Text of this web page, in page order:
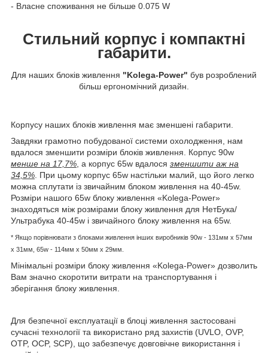
- Власне споживання не більше 0.075 W
Стильний корпус і компактні
габарити.
Для наших блоків живлення "Kolega-Power" був розроблений
більш ергономічний дизайн.
Корпусу наших блоків живлення має зменшені габарити.
Завдяки грамотно побудованої системи охолодження, нам
вдалося зменшити розміри блоків живлення. Корпус 90w
менше на 17,7% , а корпус 65w вдалося зменшити аж на
34,5% . При цьому корпус 65w настільки малий, що його легко
можна сплутати із звичайним блоком живлення на 40-45w.
Розміри нашого 65w блоку живлення «Kolega-Power»
знаходяться між розмірами блоку живлення для НетБука/
Ультрабука 40-45w і звичайного блоку живлення на 65w.
* Якщо порівнювати з блоками живлення інших виробників 90w - 131мм x 57мм
x 31мм, 65w - 114мм х 50мм x 29мм.
Мінімальні розміри блоку живлення «Kolega-Power» дозволить
Вам значно скоротити витрати на транспортування і
зберігання блоку живлення.
Для безпечної експлуатації в блоці живлення застосовані
сучасні технології та використано ряд захистів (UVLO, OVP,
OTP, OCP, SCP), що забезпечує довговічне використання і